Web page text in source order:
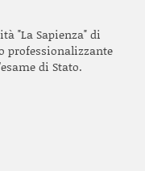
"La Sapienza" di
professionalizzante
di Stato.